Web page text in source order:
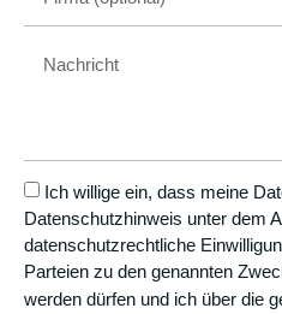
Ich willige ein, dass meine
Datenschutzhinweis unter dem
datenschutzrechtliche
Parteien zu den genannten
werden dürfen und ich über die